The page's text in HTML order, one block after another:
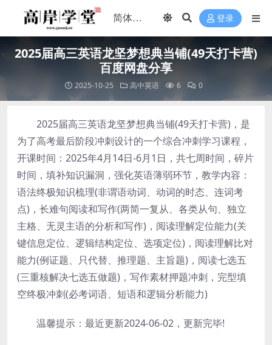
登录
2025届高三英语龙坚梦想典当铺(49天打卡营)
百度网盘分享
2025-10-25 高中英语 6 0
2025届高三英语龙坚梦想典当铺(49天打卡营)，是
为了高考最后阶段冲刺设计的一个综合冲刺学习课程，
开课时间：2025年4月14日-6月1日，共七周时间，碎片
时间，填补知识漏洞，强化英语薄弱环节，教学内容：
语法终极知识梳理(非谓语动词、动词的时态、连词考
点)，长难句阅读和写作(两简一复从、各类从句、独立
主格、无灵主语的分析和写作)，阅读理解定位能力(关
键信息定位、逻辑结构定位、选项定位)，阅读理解比对
能力(例证题、只代替、推理题、主旨题)，阅读七选五
(三重核解决七选五做题)，写作素材押题冲刺，完型填
空终极冲刺(必考词语、短语和逻辑分析能力)
温馨提示：最近更新2024-06-02，更新完毕!